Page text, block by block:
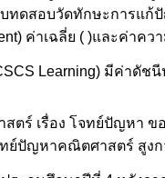
ทดสอบวัดทักษะการแก้
ค่าเฉลี่ย ( )และค่าคว
Learning) มีค่าดั
ตร์ เรื่อง โจทย์ปัญหา ข
ทย์ปัญหาคณิตศาสตร์ สูง